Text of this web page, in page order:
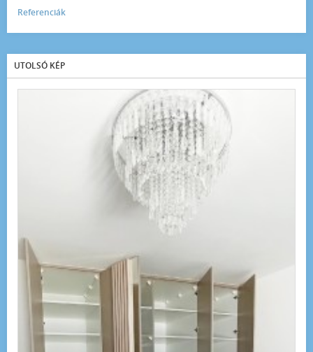
Referenciák
UTOLSÓ KÉP